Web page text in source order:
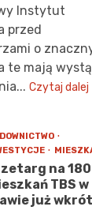
Instytut
przed
o
te mają
Czytaj dalej
na 180
TBS w
już